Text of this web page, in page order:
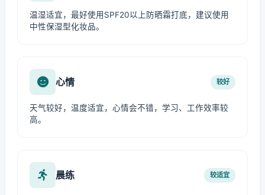
温湿适宜，最好使用SPF20以上防晒霜打底，建议使用
中性保湿型化妆品。
心情 较好
天气较好，温度适宜，心情会不错，学习、工作效率较
高。
晨练 较适宜